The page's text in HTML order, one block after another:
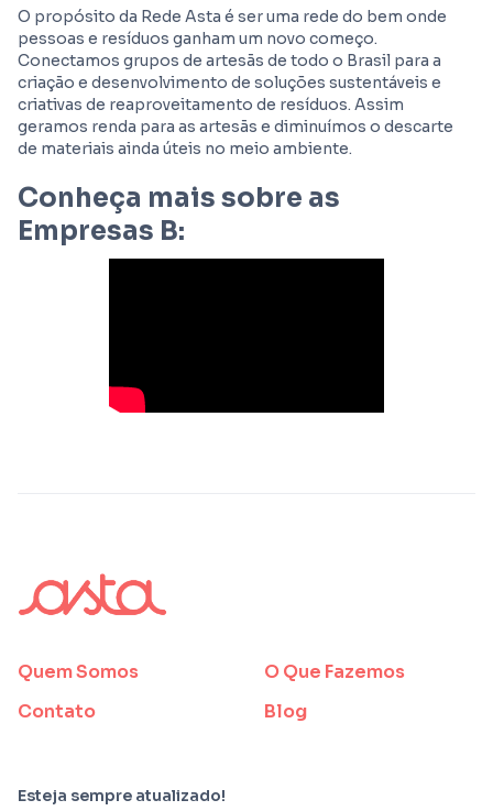
O propósito da Rede Asta é ser uma rede do bem onde
pessoas e resíduos ganham um novo começo.
Conectamos grupos de artesãs de todo o Brasil para a
criação e desenvolvimento de soluções sustentáveis e
criativas de reaproveitamento de resíduos. Assim
geramos renda para as artesãs e diminuímos o descarte
de materiais ainda úteis no meio ambiente.
Conheça mais sobre as
Empresas B:
Quem Somos
O Que Fazemos
Contato
Blog
Esteja sempre atualizado!